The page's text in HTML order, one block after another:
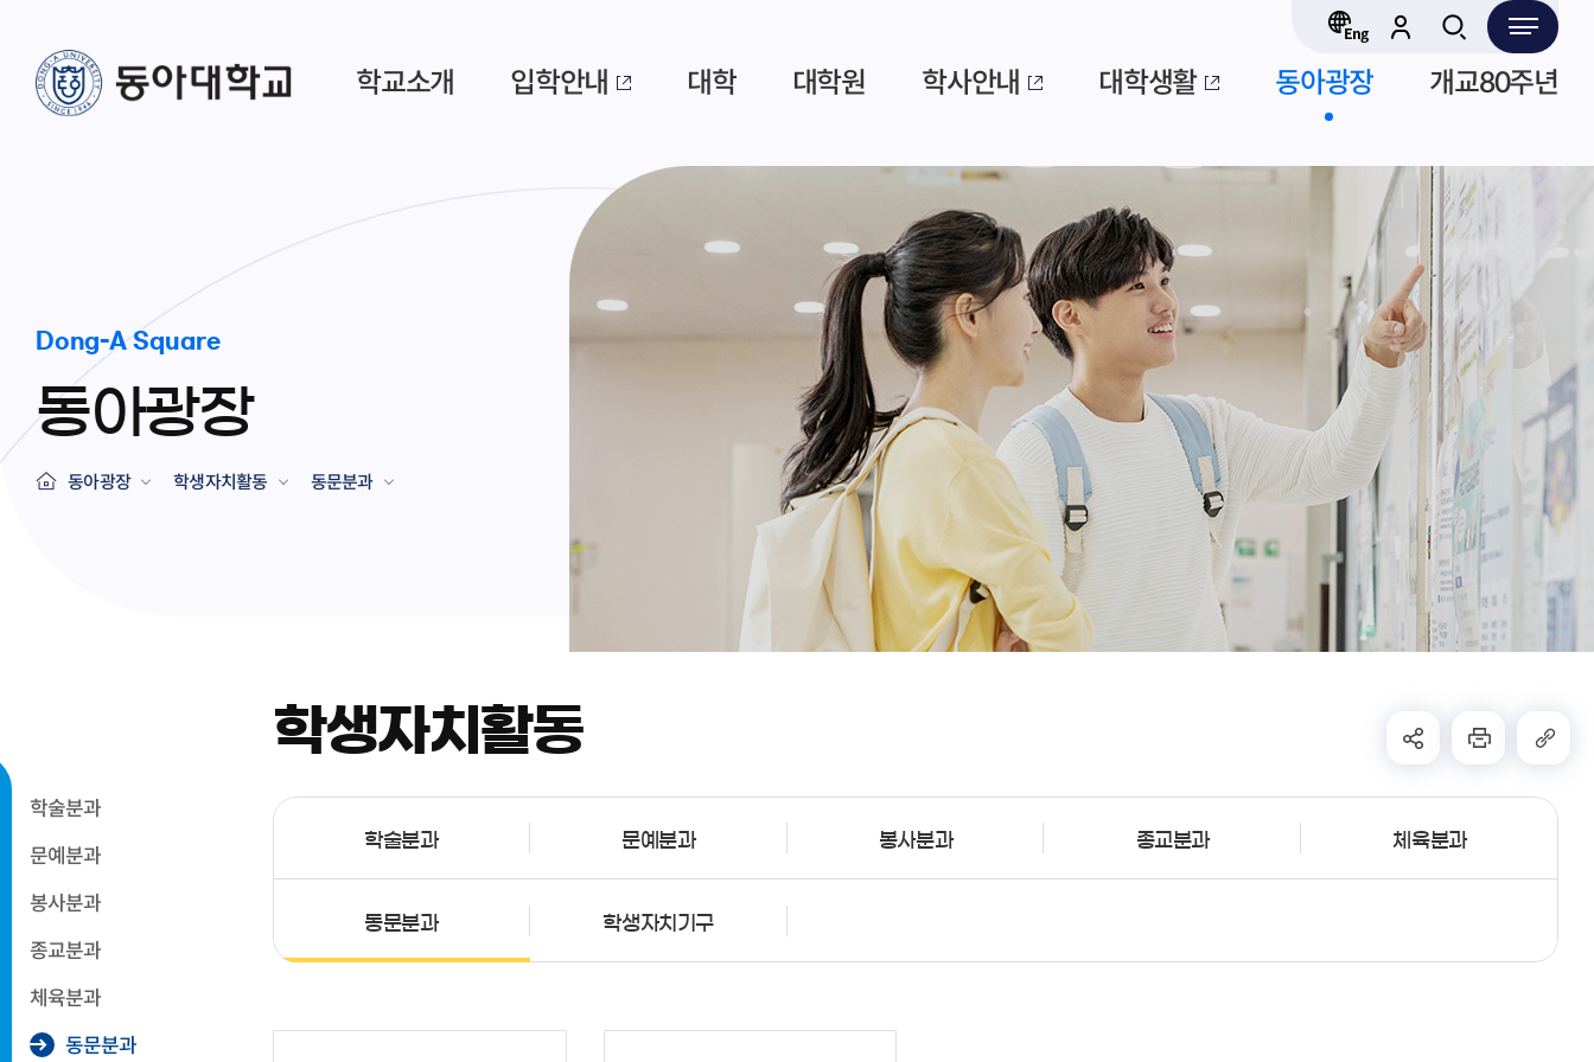
학교소개 입학안내 대학 대학원 학사안내 대학생활 동아광장 개교80주년
Dong-A Square
동아광장
동아광장 학생자치활동 동문분과
학술분과
문예분과
봉사분과
종교분과
체육분과
동문분과
학생자치활동
학술분과 문예분과 봉사분과 종교분과 체육분과
동문분과 학생자치기구